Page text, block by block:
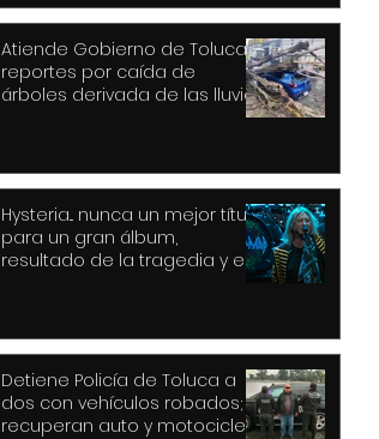
Atiende Gobierno de Toluca
reportes por caída de
árboles derivada de las lluvias
Hysteria... nunca un mejor título
para un gran álbum,
resultado de la tragedia y el
Detiene Policía de Toluca a
dos con vehículos robados;
recuperan auto y motocicleta